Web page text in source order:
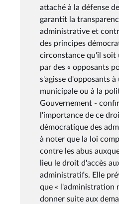
attaché à la défense
garantit la
administrative et
des principes
circonstance qu'il soit
par des « opposants
s'agisse d'opposants
municipale ou à la
Gouvernement -
l'importance de ce
démocratique des
à noter que la loi
contre les abus
lieu le droit d'accès
administratifs. Elle
que « l'administration
donner suite aux